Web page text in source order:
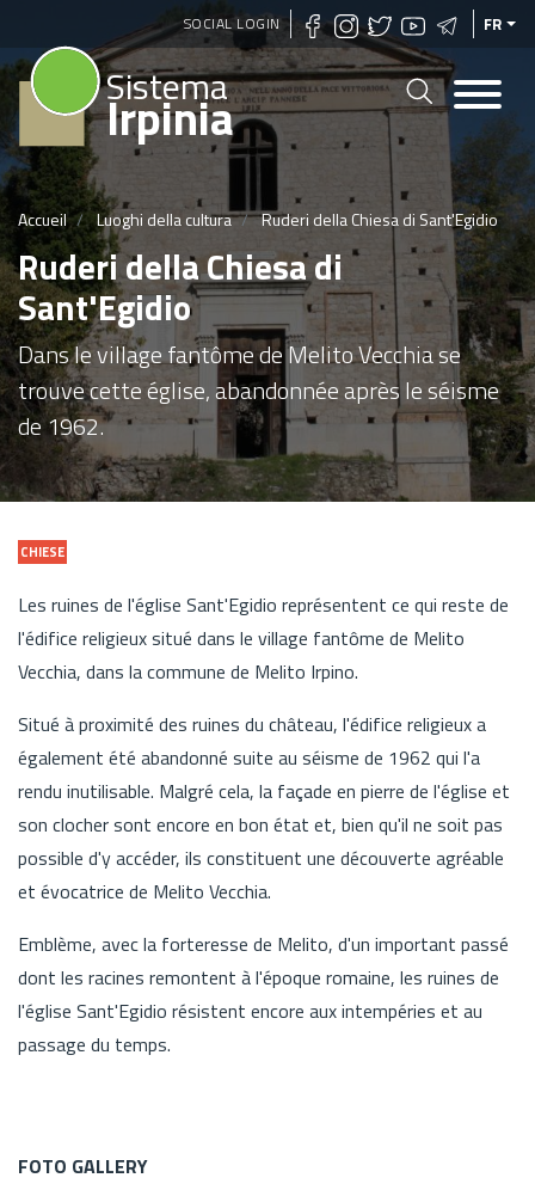
Aller
au
contenu
principal
SOCIAL LOGIN FR
Sistema
Irpinia
Accueil Luoghi della cultura Ruderi della Chiesa di Sant'Egidio
Ruderi della Chiesa di
Sant'Egidio
Dans le village fantôme de Melito Vecchia se
trouve cette église, abandonnée après le séisme
de 1962.
CHIESE
Les ruines de l'église Sant'Egidio représentent ce qui reste de
l'édifice religieux situé dans le village fantôme de Melito
Vecchia, dans la commune de Melito Irpino.
Situé à proximité des ruines du château, l'édifice religieux a
également été abandonné suite au séisme de 1962 qui l'a
rendu inutilisable. Malgré cela, la façade en pierre de l'église et
son clocher sont encore en bon état et, bien qu'il ne soit pas
possible d'y accéder, ils constituent une découverte agréable
et évocatrice de Melito Vecchia.
Emblème, avec la forteresse de Melito, d'un important passé
dont les racines remontent à l'époque romaine, les ruines de
l'église Sant'Egidio résistent encore aux intempéries et au
passage du temps.
FOTO GALLERY